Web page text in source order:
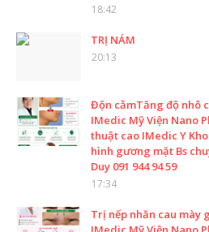
18:42
TRỊ NÁM
20:13
Độn cằmTăng độ nhô
IMedic Mỹ Viện Nano
thuật cao IMedic Y
hình gương mặt Bs
Duy 091 944 94 59
17:34
Trị nếp nhăn cau mày